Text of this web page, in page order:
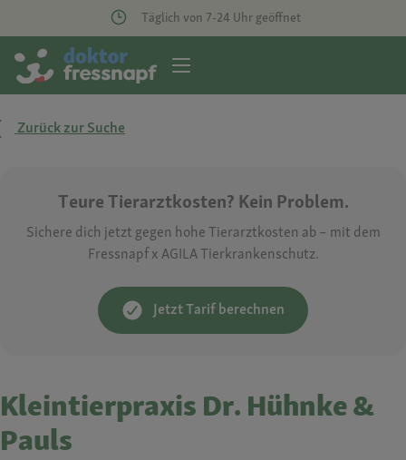
Täglich von 7-24 Uhr geöffnet
Zurück zur Suche
Teure Tierarztkosten? Kein Problem.
Sichere dich jetzt gegen hohe Tierarztkosten ab – mit dem
Fressnapf x AGILA Tierkrankenschutz.
Jetzt Tarif berechnen
Kleintierpraxis Dr. Hühnke &
Pauls